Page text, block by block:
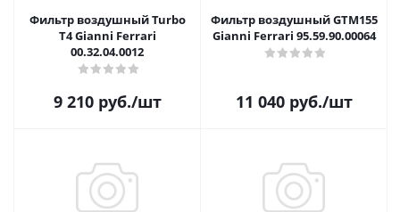
Фильтр воздушный Turbo
T4 Gianni Ferrari
00.32.04.0012
9 210руб./шт
Фильтр воздушный GTM155
Gianni Ferrari 95.59.90.00064
11 040руб./шт